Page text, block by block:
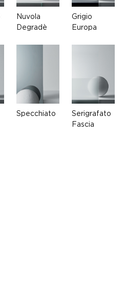
Nuvola
Degradè
Grigio
Europa
Specchiato
Serigrafato
Fascia